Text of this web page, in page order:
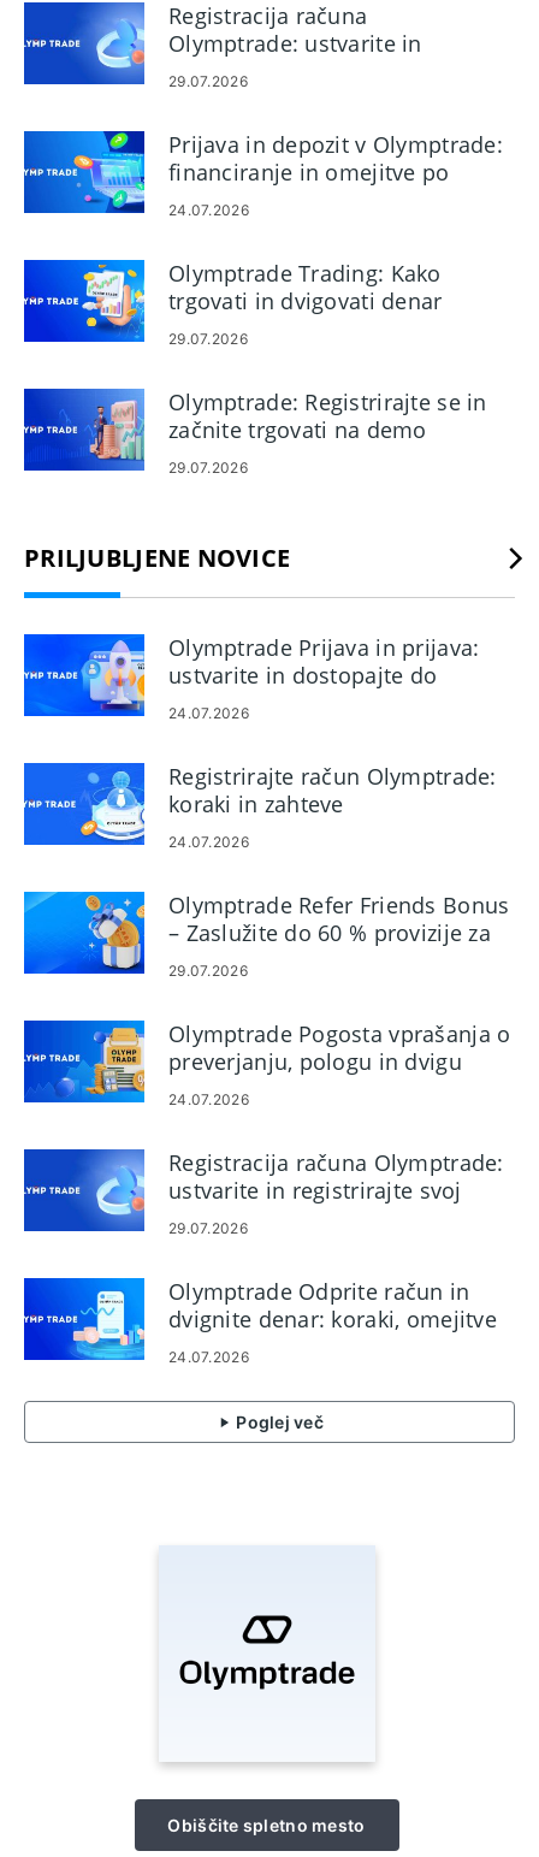
izplačil. Mnogi novi promotorji zastanejo, ker preskočijo
preverjanje identitete, napačno razumejo dovoljene vire
prometa ali ne uspejo registrirati sledilnih pod-ID-jev; kar
provizijah, ko poskušate postati partner. Ta priročnik
pojasnjuje praktične korake za vključitev v pridruženi
program Olymptrade in postanete partner: kaj pripraviti za
registracijo, kontrolni seznam za preverjanje, kako ustvariti
provizije in nastavitev izplačil ter pogoste pasti pri
vključitvi, ki se jim je treba izogniti. Berite naprej, če želite
izvedeti natančne dokumente, nastavitve računa in
promocijske omejitve, ki jih morate potrditi pred zagonom
registrirali in pretvorili brez zamud, ki bi jih lahko preprečili.
Registracija računa
Olymptrade: ustvarite in
registrirajte svoj račun
29.07.2026
Prijava in depozit v Olymptrade:
financiranje in omejitve po
korakih
24.07.2026
Olymptrade Trading: Kako
trgovati in dvigovati denar
29.07.2026
Olymptrade: Registrirajte se in
začnite trgovati na demo
računu
29.07.2026
PRILJUBLJENE NOVICE
Olymptrade Prijava in prijava:
ustvarite in dostopajte do
računa
24.07.2026
Registrirajte račun Olymptrade:
koraki in zahteve
24.07.2026
Olymptrade Refer Friends Bonus
– Zaslužite do 60 % provizije za
priporočila
29.07.2026
Olymptrade Pogosta vprašanja o
preverjanju, pologu in dvigu
24.07.2026
Registracija računa Olymptrade:
ustvarite in registrirajte svoj
račun
29.07.2026
Olymptrade Odprite račun in
dvignite denar: koraki, omejitve
in čas
24.07.2026
Poglej več
Obiščite spletno mesto